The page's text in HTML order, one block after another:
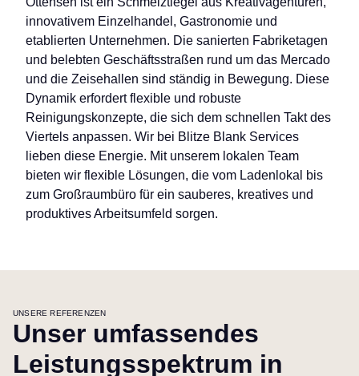
innovativem Einzelhandel, Gastronomie und
etablierten Unternehmen. Die sanierten Fabriketagen
und belebten Geschäftsstraßen rund um das Mercado
und die Zeisehallen sind ständig in Bewegung. Diese
Dynamik erfordert flexible und robuste
Reinigungskonzepte, die sich dem schnellen Takt des
Viertels anpassen. Wir bei Blitze Blank Services
lieben diese Energie. Mit unserem lokalen Team
bieten wir flexible Lösungen, die vom Ladenlokal bis
zum Großraumbüro für ein sauberes, kreatives und
produktives Arbeitsumfeld sorgen.
UNSERE REFERENZEN
Unser umfassendes
Leistungsspektrum in